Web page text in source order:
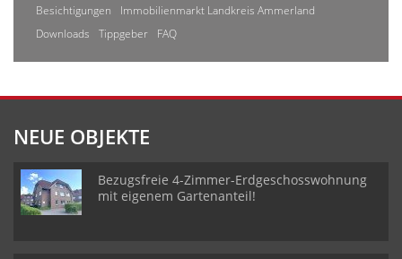
Besichtigungen
Immobilienmarkt Landkreis Ammerland
Downloads
Tippgeber FAQ
NEUE OBJEKTE
Bezugsfreie 4-Zimmer-Erdgeschosswohnung
mit eigenem Gartenanteil!